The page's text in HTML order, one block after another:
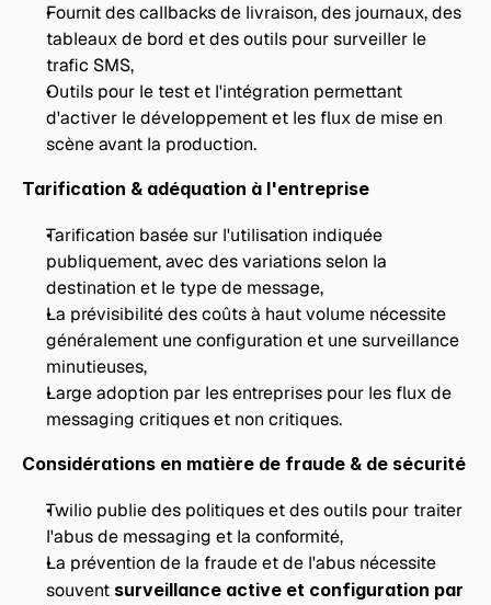
Fournit des callbacks de livraison, des journaux, des
tableaux de bord et des outils pour surveiller le
trafic SMS,
Outils pour le test et l'intégration permettant
d'activer le développement et les flux de mise en
scène avant la production.
Tarification & adéquation à l'entreprise
Tarification basée sur l'utilisation indiquée
publiquement, avec des variations selon la
destination et le type de message,
La prévisibilité des coûts à haut volume nécessite
généralement une configuration et une surveillance
minutieuses,
Large adoption par les entreprises pour les flux de
messaging critiques et non critiques.
Considérations en matière de fraude & de sécurité
Twilio publie des politiques et des outils pour traiter
l'abus de messaging et la conformité,
La prévention de la fraude et de l'abus nécessite
souvent surveillance active et configuration par